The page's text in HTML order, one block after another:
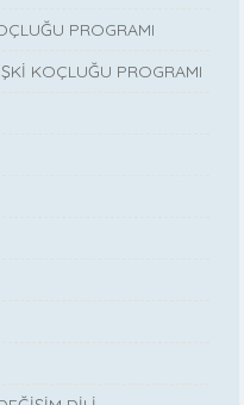
PROGRAMI
KOÇLUĞU PROGRAMI